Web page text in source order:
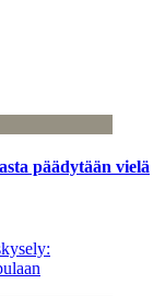
päädytään vielä